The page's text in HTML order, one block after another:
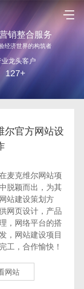
销整合服务
经济世界的构筑者
业龙头客户
127+
尔官方网站设
麦克维尔网站项
脱颖而出，为其
站建设策划方
网页设计，产品
，网络平台的搭
，网站建设项目
工，合作愉快！
网站